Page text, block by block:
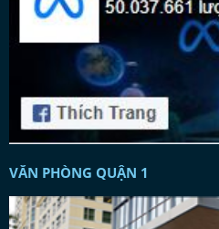
VĂN PHÒNG QUẬN 1